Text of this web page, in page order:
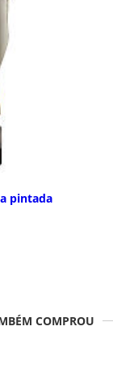
pintada
COMPROU